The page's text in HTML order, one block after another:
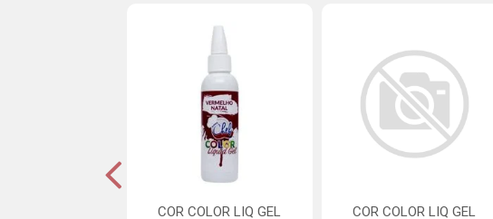
COR COLOR LIQ GEL
COR COLOR LIQ GEL